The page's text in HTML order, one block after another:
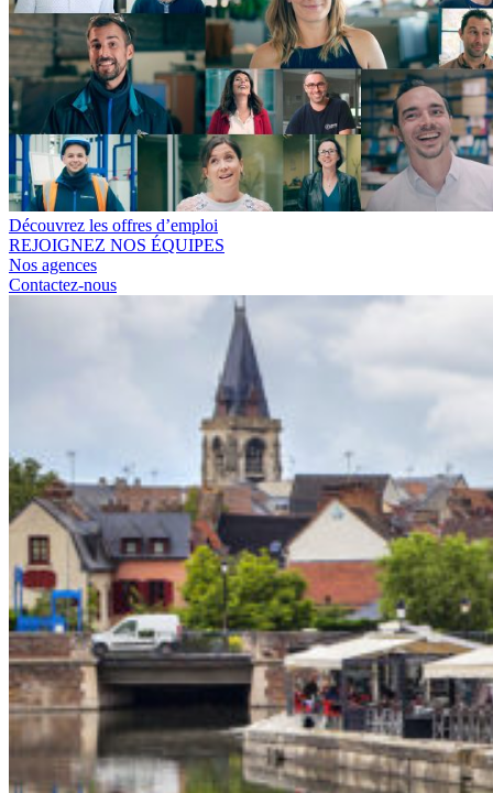
Découvrez les offres d’emploi
REJOIGNEZ NOS ÉQUIPES
Nos agences
Contactez-nous